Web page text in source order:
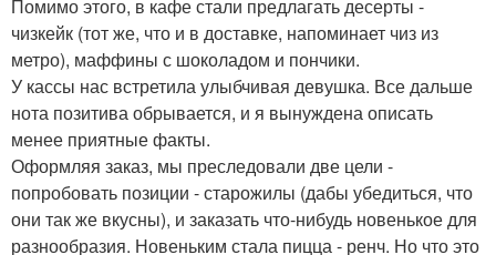
Помимо этого, в кафе стали предлагать десерты -
чизкейк (тот же, что и в доставке, напоминает чиз из
метро), маффины с шоколадом и пончики.
У кассы нас встретила улыбчивая девушка. Все дальше
нота позитива обрывается, и я вынуждена описать
менее приятные факты.
Оформляя заказ, мы преследовали две цели -
попробовать позиции - старожилы (дабы убедиться, что
они так же вкусны), и заказать что-нибудь новенькое для
разнообразия. Новеньким стала пицца - ренч. Но что это